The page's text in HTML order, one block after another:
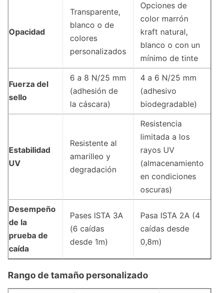
Opacidad
Transparente,
blanco o de
colores
personalizados
Opciones de
color marrón
kraft natural,
blanco o con un
mínimo de tinte
Fuerza del
sello
6 a 8 N/25 mm
(adhesión de
la cáscara)
4 a 6 N/25 mm
(adhesivo
biodegradable)
Estabilidad
UV
Resistente al
amarilleo y
degradación
Resistencia
limitada a los
rayos UV
(almacenamiento
en condiciones
oscuras)
Desempeño
de la
prueba de
caída
Pases ISTA 3A
(6 caídas
desde 1m)
Pasa ISTA 2A (4
caídas desde
0,8m)
Rango de tamaño personalizado